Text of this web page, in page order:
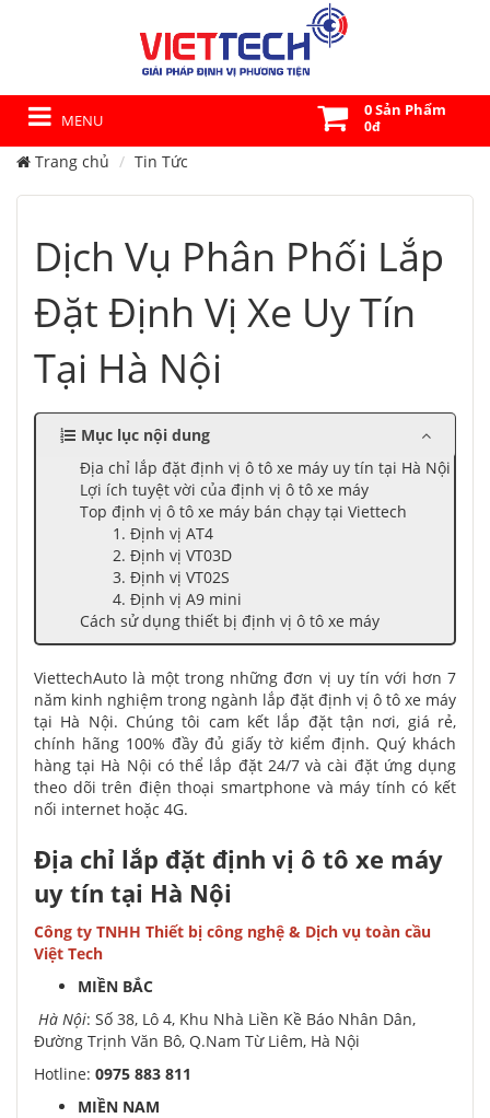
MENU
0 Sản Phẩm
0đ
Trang chủ Tin Tức
Dịch Vụ Phân Phối Lắp
Đặt Định Vị Xe Uy Tín
Tại Hà Nội
Mục lục nội dung
Địa chỉ lắp đặt định vị ô tô xe máy uy tín tại Hà Nội
Lợi ích tuyệt vời của định vị ô tô xe máy
Top định vị ô tô xe máy bán chạy tại Viettech
1. Định vị AT4
2. Định vị VT03D
3. Định vị VT02S
4. Định vị A9 mini
Cách sử dụng thiết bị định vị ô tô xe máy
ViettechAuto là một trong những đơn vị uy tín với hơn 7
năm kinh nghiệm trong ngành lắp đặt định vị ô tô xe máy
tại Hà Nội. Chúng tôi cam kết lắp đặt tận nơi, giá rẻ,
chính hãng 100% đầy đủ giấy tờ kiểm định. Quý khách
hàng tại Hà Nội có thể lắp đặt 24/7 và cài đặt ứng dụng
theo dõi trên điện thoại smartphone và máy tính có kết
nối internet hoặc 4G.
Địa chỉ lắp đặt định vị ô tô xe máy
uy tín tại Hà Nội
Công ty TNHH Thiết bị công nghệ & Dịch vụ toàn cầu
Việt Tech
MIỀN BẮC
Hà Nội: Số 38, Lô 4, Khu Nhà Liền Kề Báo Nhân Dân,
Đường Trịnh Văn Bô, Q.Nam Từ Liêm, Hà Nội
Hotline: 0975 883 811
MIỀN NAM